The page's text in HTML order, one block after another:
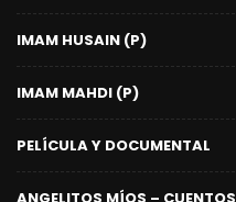
IMAM HUSAIN (P)
IMAM MAHDI (P)
PELÍCULA Y DOCUMENTAL